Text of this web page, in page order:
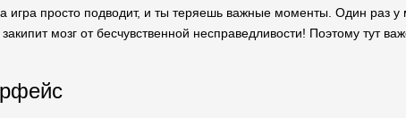
игра просто подводит, и ты теряешь важные моменты. Один раз у
мозг от бесчувственной несправедливости! Поэтому тут